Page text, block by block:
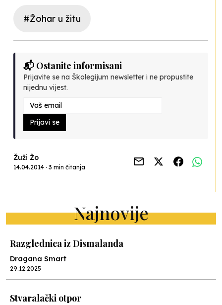
#Žohar u žitu
📬 Ostanite informisani
Prijavite se na Školegijum newsletter i ne propustite
nijednu vijest.
Prijavi se
Žuži Žo
14.04.2014 · 3 min čitanja
Najnovije
Razglednica iz Dismalanda
Dragana Smart
29.12.2025
Stvaralački otpor